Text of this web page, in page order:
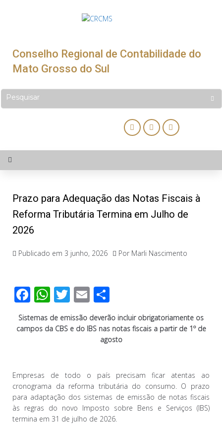
Conselho Regional de Contabilidade do
Mato Grosso do Sul
Prazo para Adequação das Notas Fiscais à
Reforma Tributária Termina em Julho de
2026
Publicado em 3 junho, 2026 Por Marli Nascimento
F
ac
e
o
k
W
h
at
p
p
T
wi
tt
E
m
ail
o
m
p
til
h
ar
Sistemas de emissão deverão incluir obrigatoriamente os
campos da CBS e do IBS nas notas fiscais a partir de 1º de
agosto
Empresas de todo o país precisam ficar atentas ao
cronograma da reforma tributária do consumo. O prazo
para adaptação dos sistemas de emissão de notas fiscais
às regras do novo Imposto sobre Bens e Serviços (IBS)
termina em 31 de julho de 2026.